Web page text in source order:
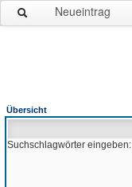
Neueintrag
Übersicht
Suchschlagwörter eingeben: